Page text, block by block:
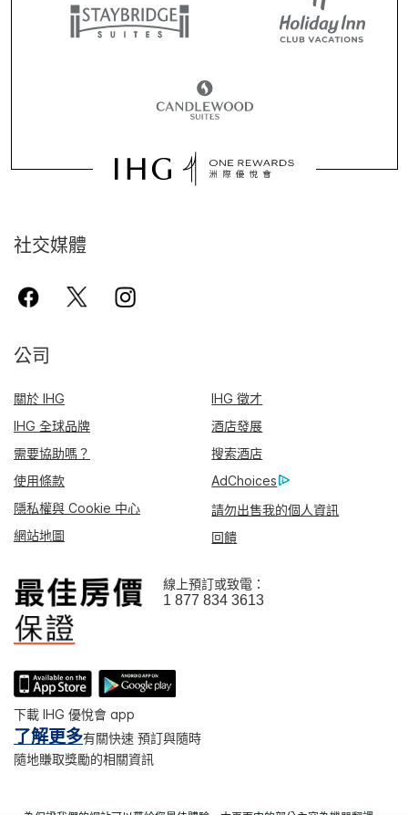
社交媒體
公司
關於 IHG
IHG 徵才
IHG 全球品牌
酒店發展
需要協助嗎？
搜索酒店
使用條款
AdChoices
隱私權與 Cookie 中心
請勿出售我的個人資訊
網站地圖
回饋
線上預訂或致電：
1 877 834 3613
下載 IHG 優悅會 app
了解更多有關快速 預訂與隨時
隨地賺取獎勵的相關資訊